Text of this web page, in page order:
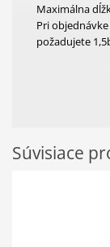
Maximálna
Pri
požadujete
Súvisiace